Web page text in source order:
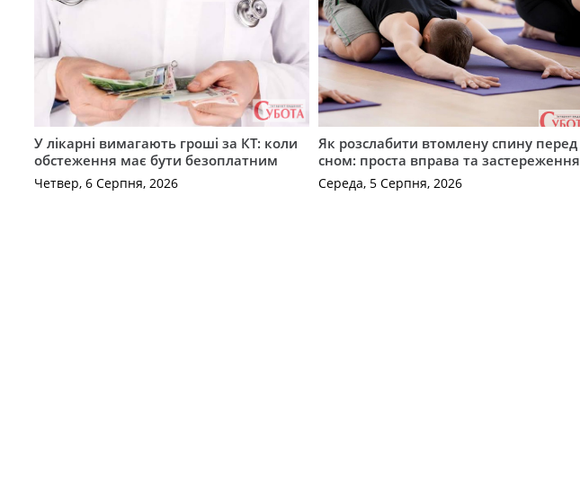
У лікарні вимагають гроші за КТ: коли
обстеження має бути безоплатним
Четвер, 6 Серпня, 2026
Як розслабити втомлену спину перед
сном: проста вправа та застереження
Середа, 5 Серпня, 2026